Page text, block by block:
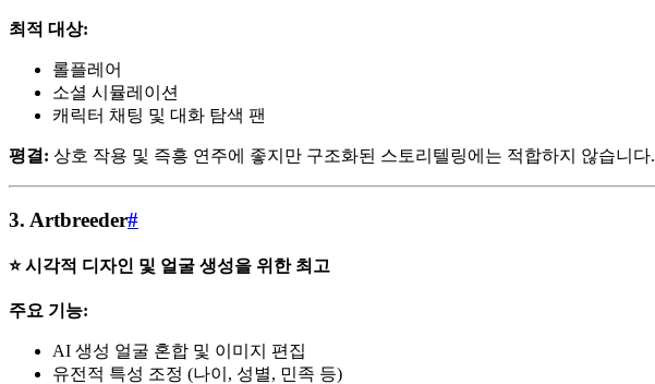
최적 대상:
롤플레어
소셜 시뮬레이션
캐릭터 채팅 및 대화 탐색 팬
평결: 상호 작용 및 즉흥 연주에 좋지만 구조화된 스토리텔링에는 적합하지 않습니다.
3. Artbreeder#
⭐ 시각적 디자인 및 얼굴 생성을 위한 최고
주요 기능:
AI 생성 얼굴 혼합 및 이미지 편집
유전적 특성 조정 (나이, 성별, 민족 등)